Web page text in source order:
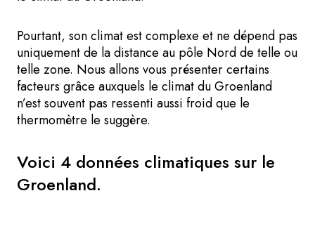
Pourtant, son climat est complexe et ne dépend pas
uniquement de la distance au pôle Nord de telle ou
telle zone. Nous allons vous présenter certains
facteurs grâce auxquels le climat du Groenland
n’est souvent pas ressenti aussi froid que le
thermomètre le suggère.
Voici 4 données climatiques sur le
Groenland.